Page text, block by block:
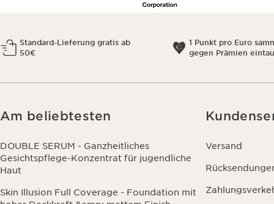
Standard-Lieferung gratis ab
50€
1 Punkt pro Euro
gegen Prämien
Am beliebtesten
DOUBLE SERUM - Ganzheitliches
Gesichtspflege-Konzentrat für jugendliche
Haut
Skin Illusion Full Coverage - Foundation mit
Versand